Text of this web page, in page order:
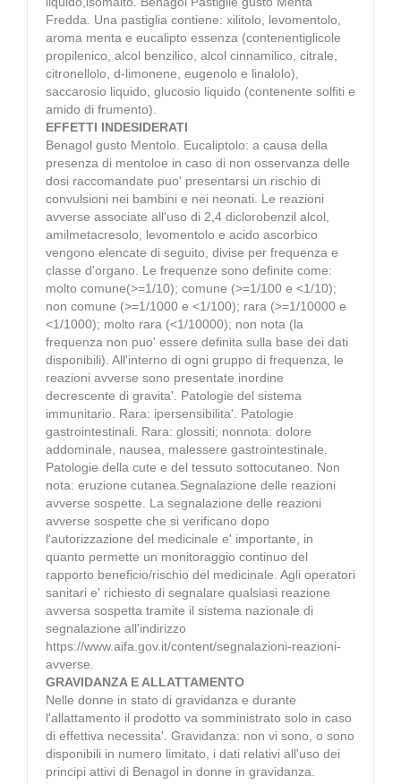
Fredda. Una pastiglia contiene: xilitolo, levomentolo,
aroma menta e eucalipto essenza (contenentiglicole
propilenico, alcol benzilico, alcol cinnamilico, citrale,
citronellolo, d-limonene, eugenolo e linalolo),
saccarosio liquido, glucosio liquido (contenente solfiti e
amido di frumento).
EFFETTI INDESIDERATI
Benagol gusto Mentolo. Eucaliptolo: a causa della
presenza di mentoloe in caso di non osservanza delle
dosi raccomandate puo' presentarsi un rischio di
convulsioni nei bambini e nei neonati. Le reazioni
avverse associate all'uso di 2,4 diclorobenzil alcol,
amilmetacresolo, levomentolo e acido ascorbico
vengono elencate di seguito, divise per frequenza e
classe d'organo. Le frequenze sono definite come:
molto comune(>=1/10); comune (>=1/100 e <1/10);
non comune (>=1/1000 e <1/100); rara (>=1/10000 e
<1/1000); molto rara (<1/10000); non nota (la
frequenza non puo' essere definita sulla base dei dati
disponibili). All'interno di ogni gruppo di frequenza, le
reazioni avverse sono presentate inordine
decrescente di gravita'. Patologie del sistema
immunitario. Rara: ipersensibilita'. Patologie
gastrointestinali. Rara: glossiti; nonnota: dolore
addominale, nausea, malessere gastrointestinale.
Patologie della cute e del tessuto sottocutaneo. Non
nota: eruzione cutanea.Segnalazione delle reazioni
avverse sospette. La segnalazione delle reazioni
avverse sospette che si verificano dopo
l'autorizzazione del medicinale e' importante, in
quanto permette un monitoraggio continuo del
rapporto beneficio/rischio del medicinale. Agli operatori
sanitari e' richiesto di segnalare qualsiasi reazione
avversa sospetta tramite il sistema nazionale di
segnalazione all'indirizzo
https://www.aifa.gov.it/content/segnalazioni-reazioni-
avverse.
GRAVIDANZA E ALLATTAMENTO
Nelle donne in stato di gravidanza e durante
l'allattamento il prodotto va somministrato solo in caso
di effettiva necessita'. Gravidanza: non vi sono, o sono
disponibili in numero limitato, i dati relativi all'uso dei
principi attivi di Benagol in donne in gravidanza.